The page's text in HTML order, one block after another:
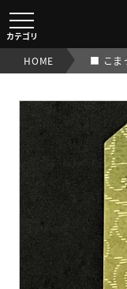
魅力菩薩
【ガムだのみ/第1弾
カテゴリ
HOME ■ こま